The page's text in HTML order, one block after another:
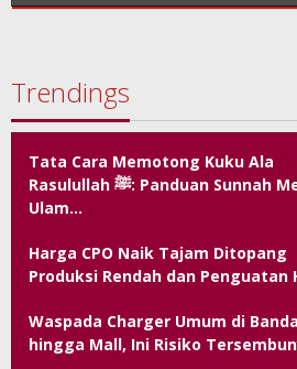
4,
2025
by
Trendings
Tata Cara Memotong Kuku Ala
Rasulullah ﷺ: Panduan Sunnah Menurut Hadits dan
Ulam…
Harga CPO Naik Tajam Ditopang
Produksi Rendah dan Penguatan
Waspada Charger Umum di
hingga Mall, Ini Risiko